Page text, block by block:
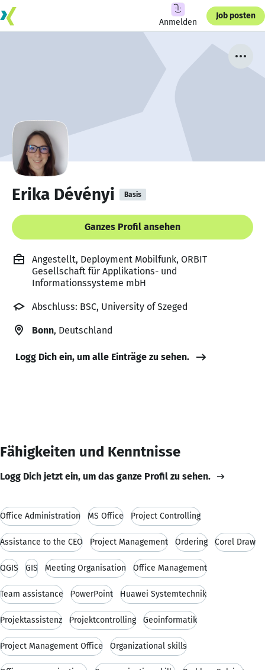
Anmelden
Job posten
Erika Dévényi Basis
Ganzes Profil ansehen
Angestellt, Deployment Mobilfunk, ORBIT
Gesellschaft für Applikations- und
Informationssysteme mbH
Abschluss: BSC, University of Szeged
Bonn, Deutschland
Logg Dich ein, um alle Einträge zu sehen.
Fähigkeiten und Kenntnisse
Logg Dich jetzt ein, um das ganze Profil zu sehen.
Office Administration MS Office Project Controlling
Assistance to the CEO Project Management Ordering Corel Draw
QGIS GIS Meeting Organisation Office Management
Team assistance PowerPoint Huawei Systemtechnik
Projektassistenz Projektcontrolling Geoinformatik
Project Management Office Organizational skills